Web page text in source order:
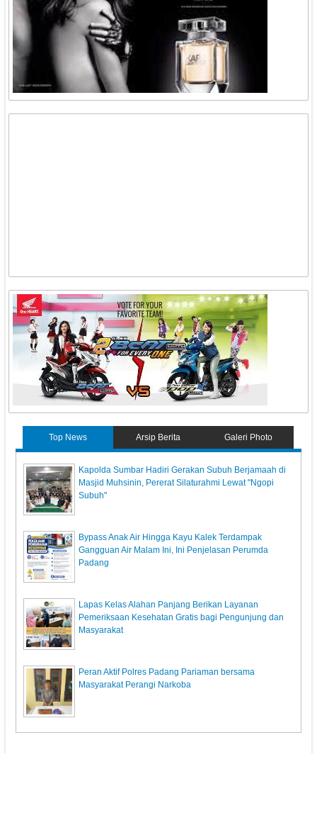
Top News Arsip Berita Galeri Photo
Kapolda Sumbar Hadiri Gerakan Subuh Berjamaah di
Masjid Muhsinin, Pererat Silaturahmi Lewat "Ngopi
Subuh"
Bypass Anak Air Hingga Kayu Kalek Terdampak
Gangguan Air Malam Ini, Ini Penjelasan Perumda
Padang
Lapas Kelas Alahan Panjang Berikan Layanan
Pemeriksaan Kesehatan Gratis bagi Pengunjung dan
Masyarakat
Peran Aktif Polres Padang Pariaman bersama
Masyarakat Perangi Narkoba